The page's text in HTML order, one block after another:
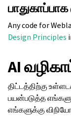
பாதுகாப்பாக
Any code for
Design Principles
AI
திட்டத்திற்கு
பயன்படுத்த
எங்களுக்கு